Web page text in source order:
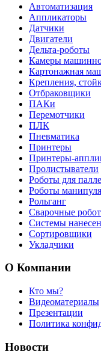
Автоматизация
Аппликаторы
Датчики
Двигатели
Дельта-роботы
Камеры
Картонажная
Крепления,
Отбраковщики
ПАКи
Перемотчики
ПЛК
Пневматика
Принтеры
Принтеры-
Пролистыватели
Роботы для
Роботы
Рольганг
Сварочные
Системы
Сортировщики
Укладчики
О Компании
Кто мы?
Видеоматериалы
Презентации
Политика
Новости